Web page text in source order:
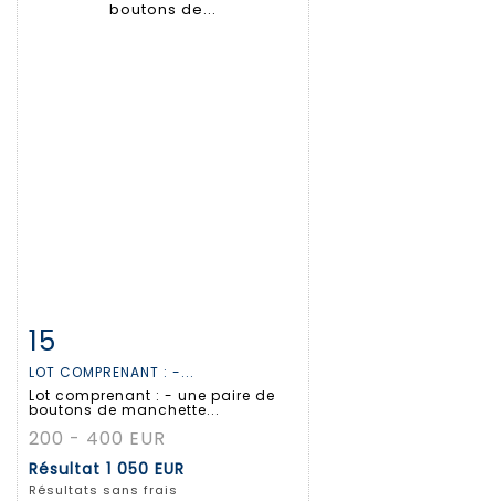
Fiche détaillée
15
LOT COMPRENANT : -...
Lot comprenant : - une paire de
boutons de manchette...
200 - 400 EUR
Résultat 1 050 EUR
Résultats sans frais